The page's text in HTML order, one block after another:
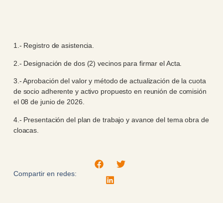
1.- Registro de asistencia.
2.- Designación de dos (2) vecinos para firmar el Acta.
3.- Aprobación del valor y método de actualización de la cuota
de socio adherente y activo propuesto en reunión de comisión
el 08 de junio de 2026.
4.- Presentación del plan de trabajo y avance del tema obra de
cloacas.
Compartir en redes: